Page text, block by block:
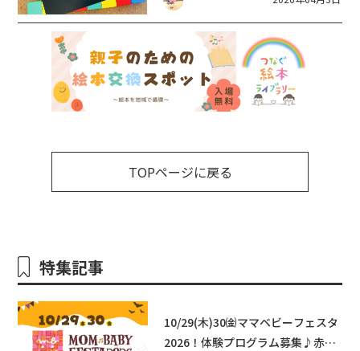
2026】
TOPページに戻る
特集記事
10/29(木)30㈮ママベビーフェスタ
2026！体験プログラム募集♪赤ち